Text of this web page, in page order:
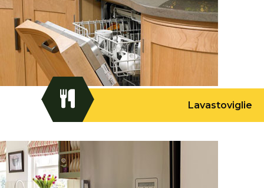
Lavastoviglie